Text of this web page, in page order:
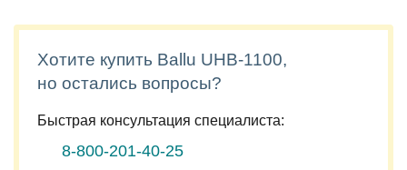
Хотите купить Ballu UHB-1100,
но остались вопросы?
Быстрая консультация специалиста:
8-800-201-40-25